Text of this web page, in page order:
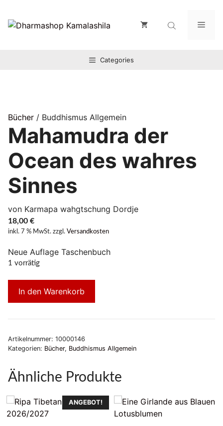
Inhalt
springen
Categories
Bücher / Buddhismus Allgemein
Mahamudra der
Ocean des wahres
Sinnes
von Karmapa wahgtschung Dordje
18,00 €
inkl. 7 % MwSt. zzgl. Versandkosten
Neue Auflage Taschenbuch
1 vorrätig
In den Warenkorb
Artikelnummer: 10000146
Kategorien: Bücher, Buddhismus Allgemein
Ähnliche Produkte
ANGEBOT!